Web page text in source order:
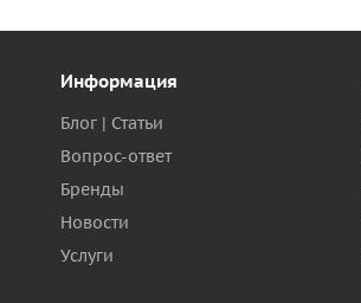
Информация
Блог | Статьи
Вопрос-ответ
Бренды
Новости
Услуги